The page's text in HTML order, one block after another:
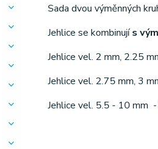
Sada dvou výměnných
Jehlice se kombinujís
Jehlice vel. 2 mm, 2.25
Jehlice vel. 2.75 mm, 3
Jehlice vel. 5.5 - 10 mm